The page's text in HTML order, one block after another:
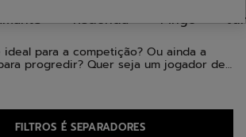
Redonda Pingo
ideal para a competição? Ou ainda a
progredir? Quer seja um jogador de
As nossas gamas de raquetes Viper,
tipo de jogo. Descubra e experimente o
FILTROS É SEPARADORES